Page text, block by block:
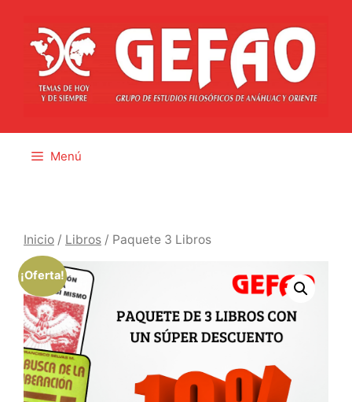
contenido
Menú
Inicio / Libros / Paquete 3 Libros
¡Oferta!